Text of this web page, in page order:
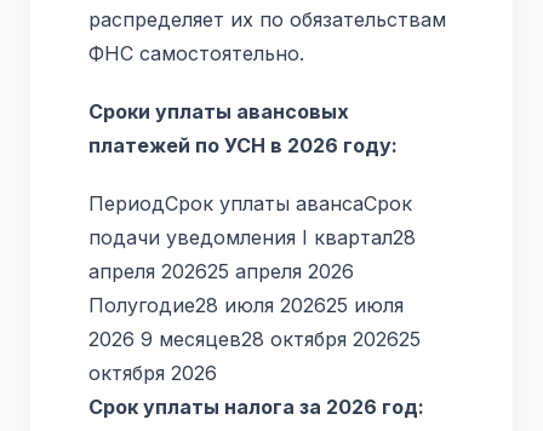
распределяет их по обязательствам
ФНС самостоятельно.
Сроки уплаты авансовых
платежей по УСН в 2026 году:
ПериодСрок уплаты авансаСрок
подачи уведомления I квартал28
апреля 202625 апреля 2026
Полугодие28 июля 202625 июля
2026 9 месяцев28 октября 202625
октября 2026
Срок уплаты налога за 2026 год: